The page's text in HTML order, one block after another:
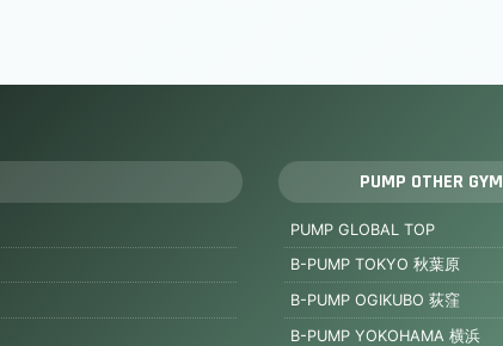
PUMP OTHER GYM
PUMP GLOBAL TOP
B-PUMP TOKYO 秋葉原
B-PUMP OGIKUBO 荻窪
B-PUMP YOKOHAMA 横浜